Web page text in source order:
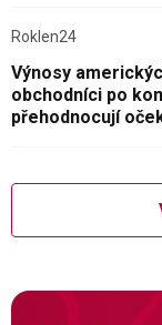
Roklen24
Výnosy
obchodníci po
přehodnocují